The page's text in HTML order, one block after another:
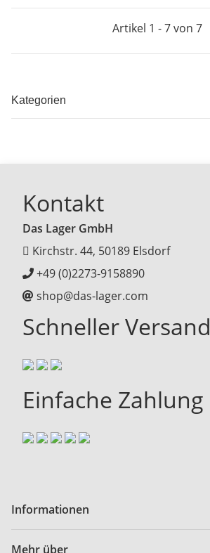
Artikel 1 - 7 von 7
Kategorien
Kontakt
Das Lager GmbH
Kirchstr. 44, 50189 Elsdorf
+49 (0)2273-9158890
shop@das-lager.com
Schneller Versand
Einfache Zahlung
Informationen
Mehr über